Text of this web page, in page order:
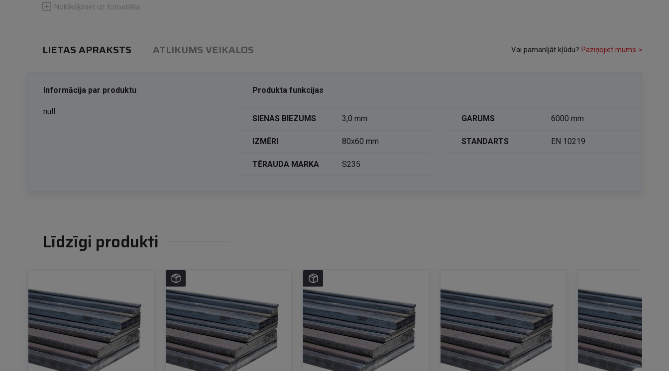
Noklikšķiniet uz fotoattēla
Vai pamanījāt kļūdu? Paziņojiet mums >
LIETAS APRAKSTS ATLIKUMS VEIKALOS
Informācija par produktu
null
Produkta funkcijas
SIENAS BIEZUMS 3,0 mm GARUMS 6000 mm
IZMĒRI 80x60 mm STANDARTS EN 10219
TĒRAUDA MARKA S235
Līdzīgi produkti